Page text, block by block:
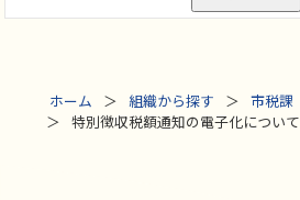
ホーム
組織から探す
市税課
特別徴収税額通知の電子化について